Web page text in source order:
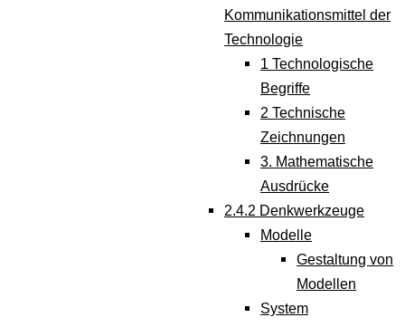
Kommunikationsmittel der
Technologie
1 Technologische
Begriffe
2 Technische
Zeichnungen
3. Mathematische
Ausdrücke
2.4.2 Denkwerkzeuge
Modelle
Gestaltung von
Modellen
System